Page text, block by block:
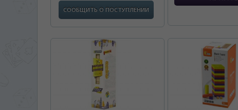
СООБЩИТЬ О ПОСТУПЛЕНИИ